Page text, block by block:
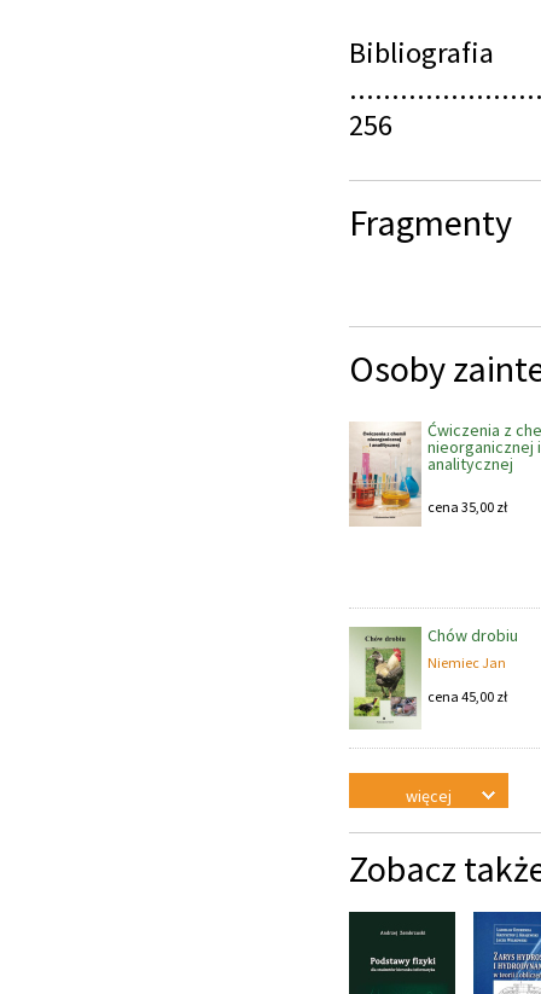
Bibliografia
256
Fragmenty
Osoby
Ćwiczenia z
nieorganicznej i
analitycznej
cena 35,00 zł
Chów drobiu
Niemiec Jan
cena 45,00 zł
więcej
Zobacz